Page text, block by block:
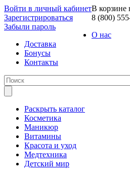
Войти в личный кабинет
Зарегистрироваться
Забыли пароль
В корзине
8 (800)
О нас
Доставка
Бонусы
Контакты
Раскрыть каталог
Косметика
Маникюр
Витамины
Красота и уход
Медтехника
Детский мир